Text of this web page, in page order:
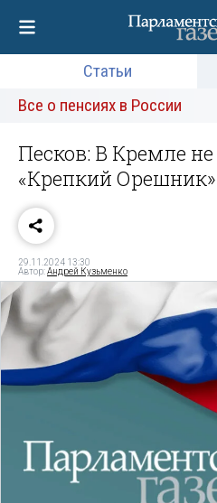
Статьи
Все о пенсиях в России
Песков: В Кремле
«Крепкий Орешник»
29.11.2024 13:30
Автор:Андрей Кузьменко